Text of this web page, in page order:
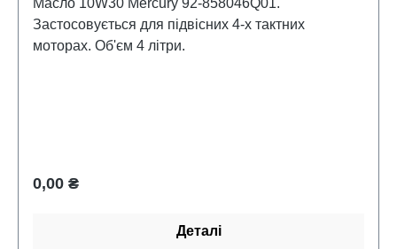
Масло 10W30 Mercury 92-858046Q01.
Застосовується для підвісних 4-х тактних
моторах. Об'єм 4 літри.
Звичайна ціна:
0,00 ₴
Деталі